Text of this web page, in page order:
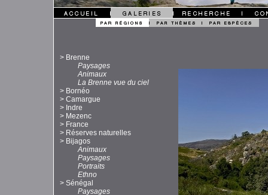
> Brenne
Paysages
Animaux
La Brenne vue du ciel
> Bornéo
> Camargue
> Indre
> Mezenc
> France
> Réserves naturelles
> Bijagos
Animaux
Paysages
Portraits
Ethno
> Sénégal
Paysages